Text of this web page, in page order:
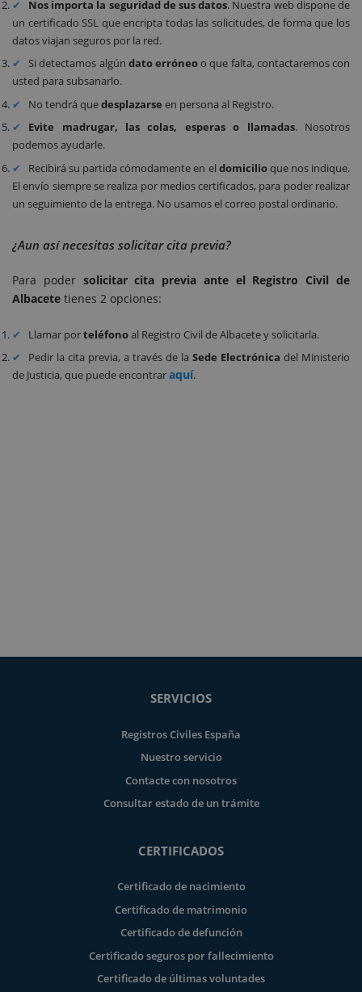
Nos importa la seguridad de sus datos. Nuestra web dispone de
un certificado SSL que encripta todas las solicitudes, de forma que los
datos viajan seguros por la red.
Si detectamos algún dato erróneoo que falta, contactaremos con
usted para subsanarlo.
No tendrá quedesplazarse en persona al Registro.
Evite madrugar, las colas, esperas o llamadas. Nosotros
podemos ayudarle.
Recibirá su partida cómodamente en el domicilioque nos indique.
El envío siempre se realiza por medios certificados, para poder realizar
un seguimiento de la entrega. No usamos el correo postal ordinario.
¿Aun así necesitas solicitar cita previa?
Para poder solicitar cita previa ante el Registro Civil de
Albacete tienes 2 opciones:
Llamar porteléfonoal Registro Civil de Albacete y solicitarla.
Pedir la cita previa, a través de laSede Electrónica del Ministerio
de Justicia, que puede encontraraquí.
SERVICIOS
Registros Civiles España
Nuestro servicio
Contacte con nosotros
Consultar estado de un trámite
CERTIFICADOS
Certificado de nacimiento
Certificado de matrimonio
Certificado de defunción
Certificado seguros por fallecimiento
Certificado de últimas voluntades